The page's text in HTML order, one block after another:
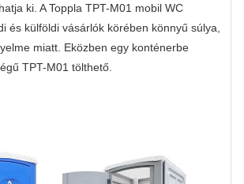
ki. A Toppla TPT-M01 mobil WC
és külföldi vásárlók körében könnyű súlya,
miatt. Eközben egy konténerbe
TPT-M01 tölthető.